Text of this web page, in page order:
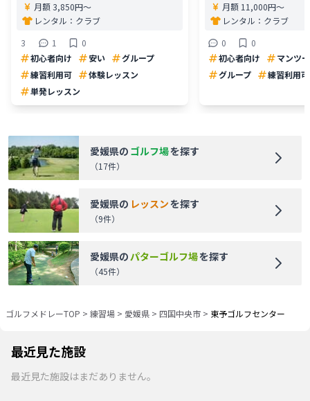
月額 3,850円〜
レンタル： クラブ
3
1
0
初心者向け
安い
グループ
練習利用可
体験レッスン
単発レッスン
月額 11,000円〜
レンタル： クラブ
0
0
初心者向け
マンツ
グループ
練習利用可
愛媛県の ゴルフ場を探す
（17件）
愛媛県の レッスンを探す
（9件）
愛媛県のパターゴルフ場を探す
（45件）
ゴルフメドレーTOP > 練習場 > 愛媛県 > 四国中央市 > 東予ゴルフセンター
最近見た施設
最近見た施設はまだありません。